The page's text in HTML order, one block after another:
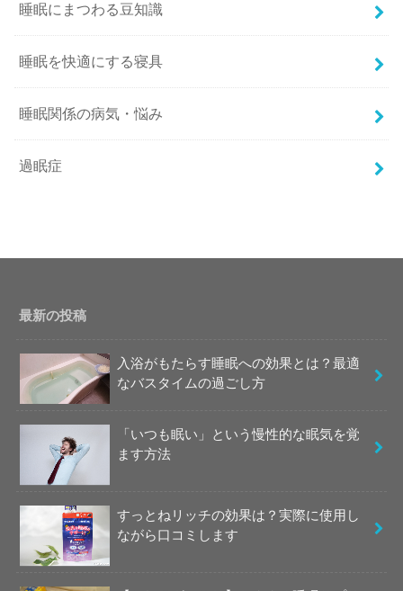
睡眠にまつわる豆知識
睡眠を快適にする寝具
睡眠関係の病気・悩み
過眠症
最新の投稿
入浴がもたらす睡眠への効果とは？最適
なバスタイムの過ごし方
「いつも眠い」という慢性的な眠気を覚
ます方法
すっとねリッチの効果は？実際に使用し
ながら口コミします